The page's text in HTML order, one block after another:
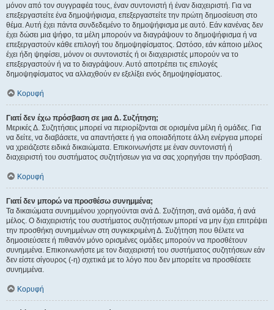
μόνον από τον συγγραφέα τους, έναν συντονιστή ή έναν διαχειριστή. Για να
επεξεργαστείτε ένα δημοψήφισμα, επεξεργαστείτε την πρώτη δημοσίευση στο
θέμα. Αυτή έχει πάντα συνδεδεμένο το δημοψήφισμα με αυτό. Εάν κανένας δεν
έχει δώσει μια ψήφο, τα μέλη μπορούν να διαγράψουν το δημοψήφισμα ή να
επεξεργαστούν κάθε επιλογή του δημοψηφίσματος. Ωστόσο, εάν κάποιο μέλος
έχει ήδη ψηφίσει, μόνον οι συντονιστές ή οι διαχειριστές μπορούν να το
επεξεργαστούν ή να το διαγράψουν. Αυτό αποτρέπει τις επιλογές
δημοψηφίσματος να αλλαχθούν εν εξελίξει ενός δημοψηφίσματος.
Κορυφή
Γιατί δεν έχω πρόσβαση σε μια Δ. Συζήτηση;
Μερικές Δ. Συζητήσεις μπορεί να περιορίζονται σε ορισμένα μέλη ή ομάδες. Για
να δείτε, να διαβάσετε, να απαντήσετε ή για οποιαδήποτε άλλη ενέργεια μπορεί
να χρειάζεστε ειδικά δικαιώματα. Επικοινωνήστε με έναν συντονιστή ή
διαχειριστή του συστήματος συζητήσεων για να σας χορηγήσει την πρόσβαση.
Κορυφή
Γιατί δεν μπορώ να προσθέσω συνημμένα;
Τα δικαιώματα συνημμένου χορηγούνται ανά Δ. Συζήτηση, ανά ομάδα, ή ανά
μέλος. Ο διαχειριστής του συστήματος συζητήσεων μπορεί να μην έχει επιτρέψει
την προσθήκη συνημμένων στη συγκεκριμένη Δ. Συζήτηση που θέλετε να
δημοσιεύσετε ή πιθανόν μόνο ορισμένες ομάδες μπορούν να προσθέτουν
συνημμένα. Επικοινωνήστε με τον διαχειριστή του συστήματος συζητήσεων εάν
δεν είστε σίγουρος (-η) σχετικά με το λόγο που δεν μπορείτε να προσθέσετε
συνημμένα.
Κορυφή